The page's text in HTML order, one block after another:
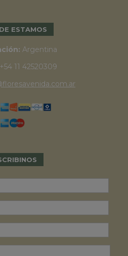
ESTAMOS
Argentina
+54 11 42520309